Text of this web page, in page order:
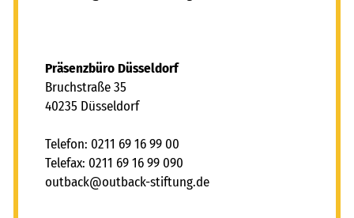
Präsenzbüro Düsseldorf
Bruchstraße 35
40235 Düsseldorf
Telefon: 0211 69 16 99 00
Telefax: 0211 69 16 99 090
tb ck tb ck-stft ngd